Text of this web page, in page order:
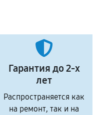
Гарантия до 2-х
лет
Распространяется как
на ремонт, так и на